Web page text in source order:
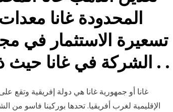
المحدودة غانا
تسعيرة الاستثمار في
الشركة في غانا حيث ذهب هو الألغام الأراغونيت . .
غانا أو جمهورية غانا هي دولة إفريقية
الإقليمية لغرب أفريقيا. تحدها بوركينا فاسو